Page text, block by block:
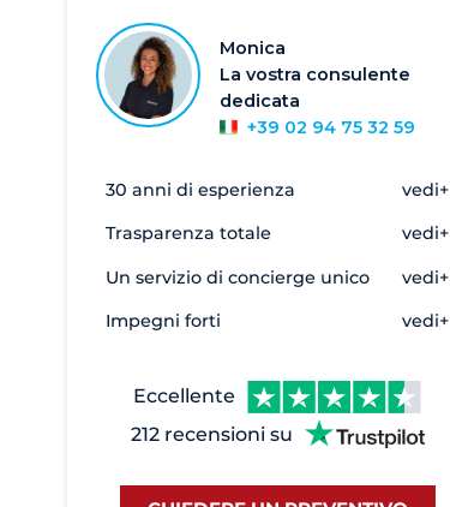
Corfù
Creta
Egina
Eleusis
Evia - Oreoi
Galatas
Heraklion
Kavala
Keramoti
Monica
La vostra consulente
dedicata
+39 02 94 75 32 59
30 anni di esperienza vedi+
Trasparenza totale vedi+
Un servizio di concierge unico vedi+
Impegni forti vedi+
Eccellente
212 recensioni su